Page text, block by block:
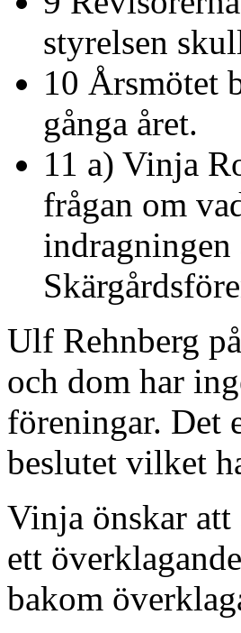
styrelsen
10 Årsmötet
gånga året.
11 a) Vinja
frågan om
Ulf Rehnberg
och dom har
föreningar. Det
beslutet vilket
Vinja önskar
ett
bakom